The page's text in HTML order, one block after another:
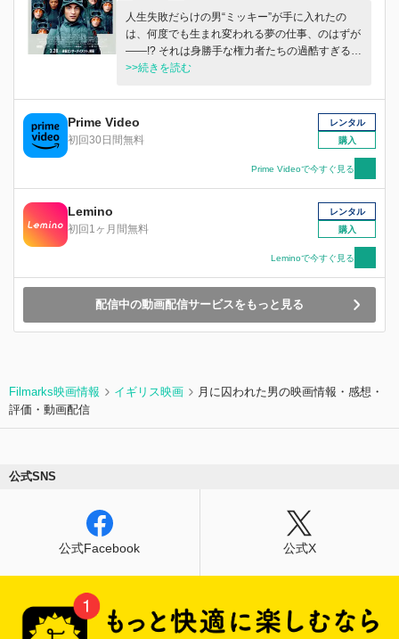
人生失敗だらけの男“ミッキー”が手に入れたの
は、何度でも生まれ変われる夢の仕事、のはずが
――!? それは身勝手な権力者たちの過酷すぎる業
務命令で次々と死んでは生き返る任務、まさに究
取されるミッキーの前にある日、手違いで自分の
コピーが同時に現れ、事態は一変。使い捨てワー
カー代表ミッキーの、予想を超える逆襲がはじま
>>続きを読む
Prime Video
初回30日間無料
レンタル
購入
Prime Videoで今すぐ見る
Lemino
初回1ヶ月間無料
レンタル
購入
Leminoで今すぐ見る
配信中の動画配信サービスをもっと見る
Filmarks映画情報 イギリス映画
月に囚われた男の映画情報・感想・
評価・動画配信
公式SNS
公式Facebook 公式X